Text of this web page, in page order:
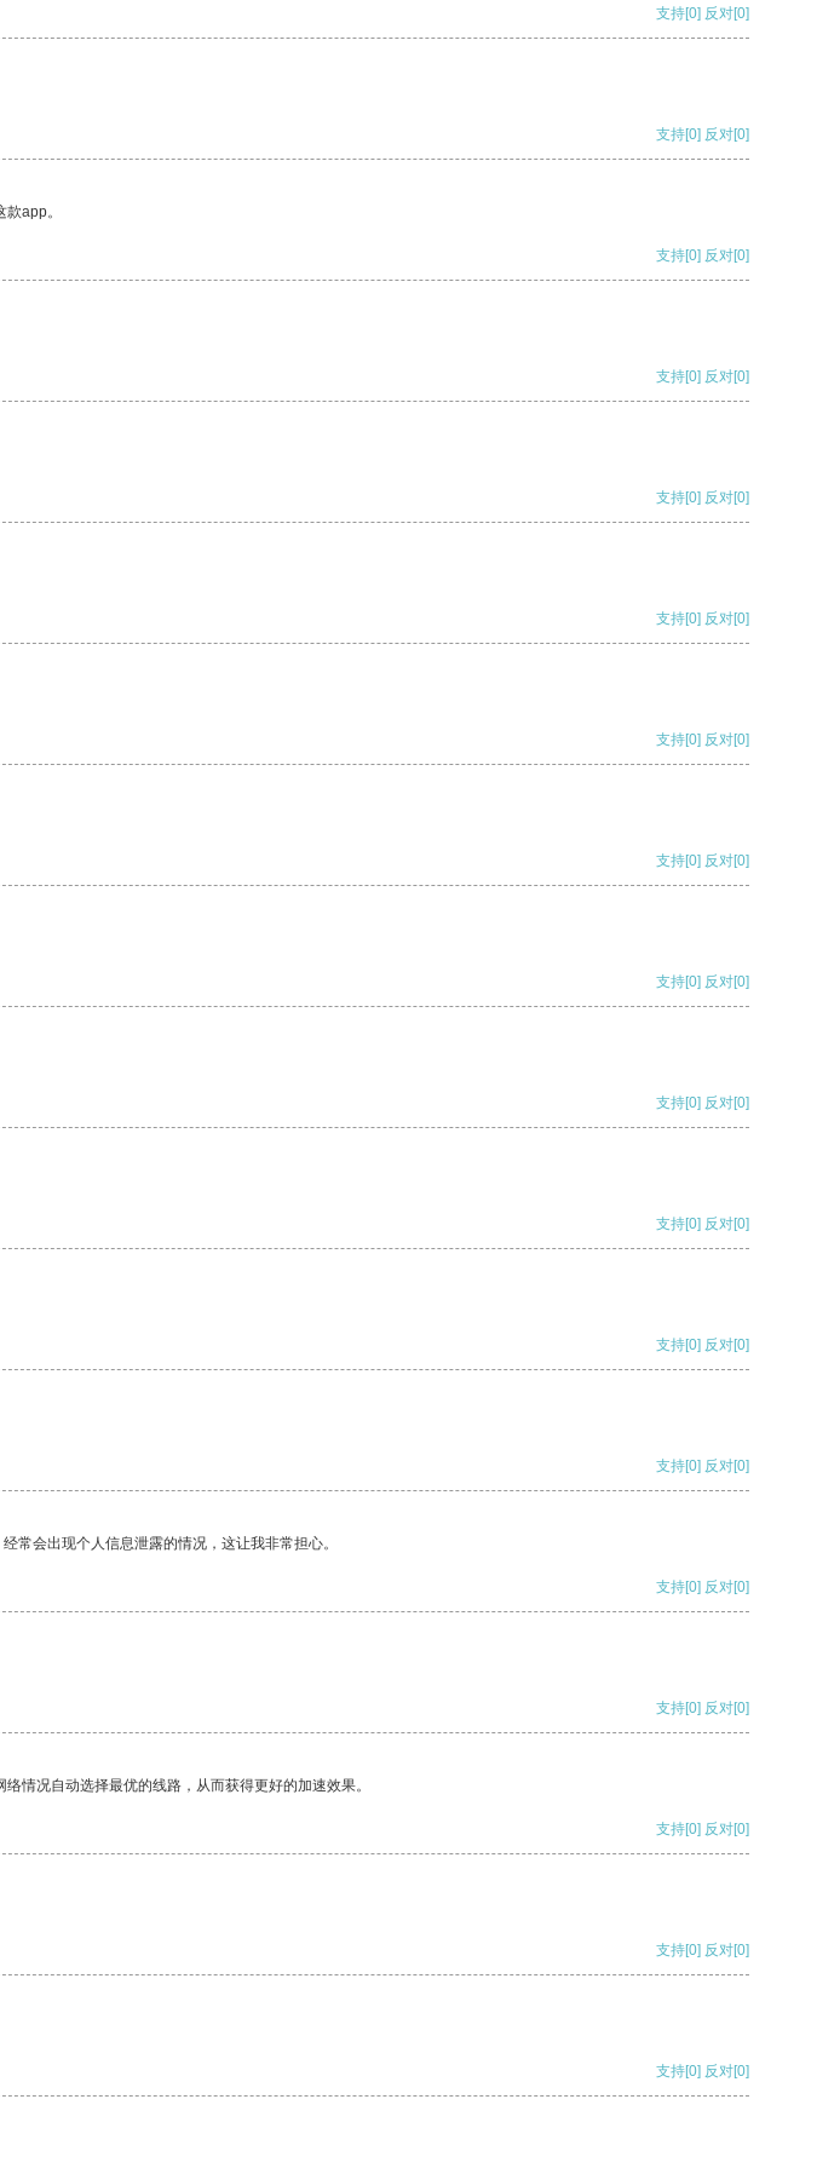
支持[0] 反对[0]
支持[0] 反对[0]
app。
支持[0] 反对[0]
支持[0] 反对[0]
支持[0] 反对[0]
支持[0] 反对[0]
支持[0] 反对[0]
支持[0] 反对[0]
支持[0] 反对[0]
支持[0] 反对[0]
支持[0] 反对[0]
支持[0] 反对[0]
支持[0] 反对[0]
常会出现个人信息泄露的情况，这让我非常担心。
支持[0] 反对[0]
支持[0] 反对[0]
情况自动选择最优的线路，从而获得更好的加速效果。
支持[0] 反对[0]
支持[0] 反对[0]
支持[0] 反对[0]